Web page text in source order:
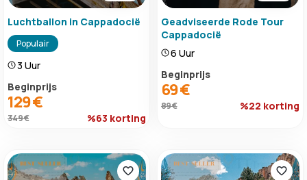
Luchtballon in Cappadocië
Populair
3 Uur
Beginprijs
129 €
349 € %63 korting
Geadviseerde Rode Tour
Cappadocië
6 Uur
Beginprijs
69 €
89 € %22 korting